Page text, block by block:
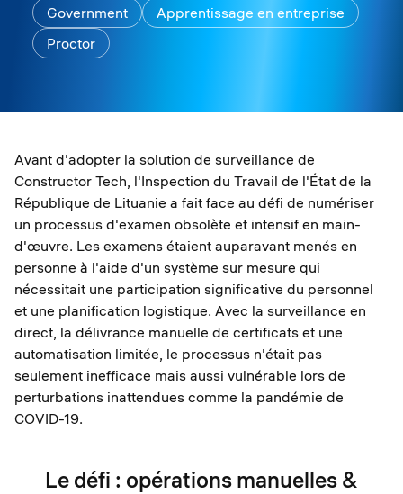
Government
Apprentissage en entreprise
Proctor
Avant d'adopter la solution de surveillance de
Constructor Tech, l'Inspection du Travail de l'État de la
République de Lituanie a fait face au défi de numériser
un processus d'examen obsolète et intensif en main-
d'œuvre. Les examens étaient auparavant menés en
personne à l'aide d'un système sur mesure qui
nécessitait une participation significative du personnel
et une planification logistique. Avec la surveillance en
direct, la délivrance manuelle de certificats et une
automatisation limitée, le processus n'était pas
seulement inefficace mais aussi vulnérable lors de
perturbations inattendues comme la pandémie de
COVID-19.
Le défi : opérations manuelles &